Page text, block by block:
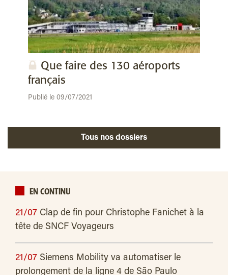
Que faire des 130 aéroports
français
Publié le 09/07/2021
Tous nos dossiers
EN CONTINU
21/07 Clap de fin pour Christophe Fanichet à la
tête de SNCF Voyageurs
21/07 Siemens Mobility va automatiser le
prolongement de la ligne 4 de São Paulo